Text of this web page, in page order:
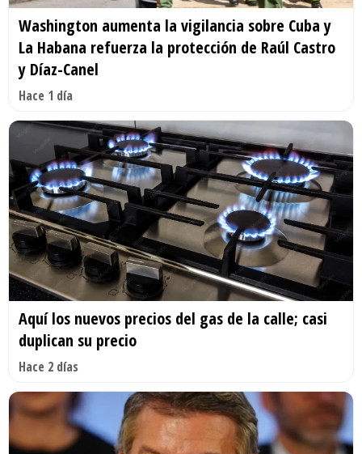
Washington aumenta la vigilancia sobre Cuba y
La Habana refuerza la protección de Raúl Castro
y Díaz-Canel
Hace 1 día
Aquí los nuevos precios del gas de la calle; casi
duplican su precio
Hace 2 días